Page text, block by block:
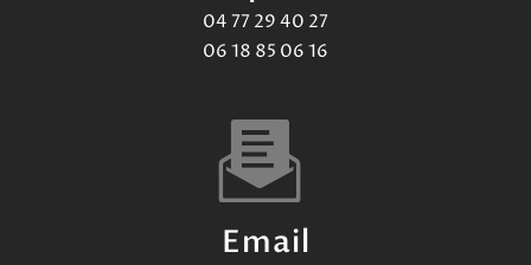
04 77 29 40 27
06 18 85 06 16
Email